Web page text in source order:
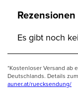
Rezensionen
Es gibt noch
*Kostenloser Versand ab
Deutschlands. Details
auner.at/ruecksendung/